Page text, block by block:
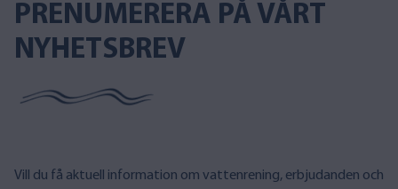
PRENUMERERA PÅ VÅRT
NYHETSBREV
Vill du få aktuell information om vattenrening, erbjudanden och